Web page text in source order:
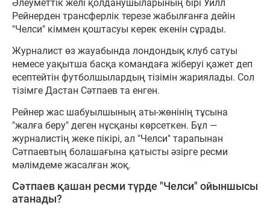
Әлеуметтік желі қолданушыларының бірі Уилл
Рейнерден трансферлік терезе жабылғанға дейін
"Челси" кіммен қоштасуы керек екенін сұрады.
Журналист өз жауабында лондондық клуб сатуы
немесе уақытша басқа командаға жіберуі қажет деп
есептейтін футболшылардың тізімін жариялады. Сол
тізімге Дастан Сәтпаев та енген.
Рейнер жас шабуылшының аты-жөнінің тұсына
"жалға беру" деген нұсқаны көрсеткен. Бұл —
журналистің жеке пікірі, ал "Челси" тарапынан
Сәтпаевтың болашағына қатысты әзірге ресми
мәлімдеме жасалған жоқ.
Сәтпаев қашан ресми түрде "Челси" ойыншысы
атанады?